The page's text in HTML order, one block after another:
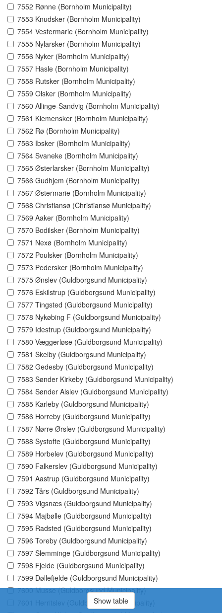
7552 Rønne (Bornholm Municipality)
7553 Knudsker (Bornholm Municipality)
7554 Vestermarie (Bornholm Municipality)
7555 Nylarsker (Bornholm Municipality)
7556 Nyker (Bornholm Municipality)
7557 Hasle (Bornholm Municipality)
7558 Rutsker (Bornholm Municipality)
7559 Olsker (Bornholm Municipality)
7560 Allinge-Sandvig (Bornholm Municipality)
7561 Klemensker (Bornholm Municipality)
7562 Rø (Bornholm Municipality)
7563 Ibsker (Bornholm Municipality)
7564 Svaneke (Bornholm Municipality)
7565 Østerlarsker (Bornholm Municipality)
7566 Gudhjem (Bornholm Municipality)
7567 Østermarie (Bornholm Municipality)
7568 Christiansø (Christiansø Municipality)
7569 Aaker (Bornholm Municipality)
7570 Bodilsker (Bornholm Municipality)
7571 Nexø (Bornholm Municipality)
7572 Poulsker (Bornholm Municipality)
7573 Pedersker (Bornholm Municipality)
7575 Ønslev (Guldborgsund Municipality)
7576 Eskilstrup (Guldborgsund Municipality)
7577 Tingsted (Guldborgsund Municipality)
7578 Nykøbing F (Guldborgsund Municipality)
7579 Idestrup (Guldborgsund Municipality)
7580 Væggerløse (Guldborgsund Municipality)
7581 Skelby (Guldborgsund Municipality)
7582 Gedesby (Guldborgsund Municipality)
7583 Sønder Kirkeby (Guldborgsund Municipality)
7584 Sønder Alslev (Guldborgsund Municipality)
7585 Karleby (Guldborgsund Municipality)
7586 Horreby (Guldborgsund Municipality)
7587 Nørre Ørslev (Guldborgsund Municipality)
7588 Systofte (Guldborgsund Municipality)
7589 Horbelev (Guldborgsund Municipality)
7590 Falkerslev (Guldborgsund Municipality)
7591 Aastrup (Guldborgsund Municipality)
7592 Tårs (Guldborgsund Municipality)
7593 Vigsnæs (Guldborgsund Municipality)
7594 Majbølle (Guldborgsund Municipality)
7595 Radsted (Guldborgsund Municipality)
7596 Toreby (Guldborgsund Municipality)
7597 Slemminge (Guldborgsund Municipality)
7598 Fjelde (Guldborgsund Municipality)
7599 Døllefjelde (Guldborgsund Municipality)
7600 Musse (Guldborgsund Municipality)
7601 Herritslev (Guldborgsund Municipality)
Show table